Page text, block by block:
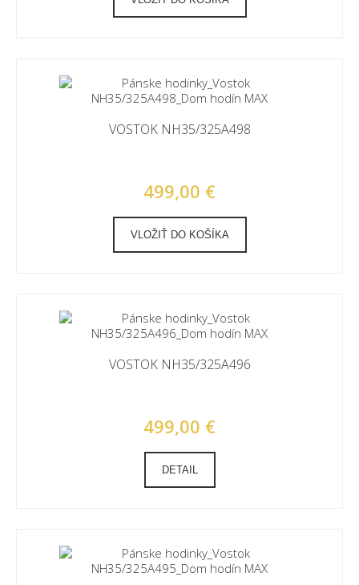
VOSTOK NH35/325A498
499,00 €
VLOŽIŤ DO KOŠÍKA
VOSTOK NH35/325A496
499,00 €
DETAIL